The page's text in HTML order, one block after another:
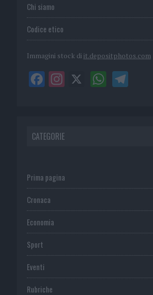
Chi siamo
Codice etico
Immagini stock di it.depositphotos.com
CATEGORIE
Prima pagina
Cronaca
Economia
Sport
Eventi
Rubriche